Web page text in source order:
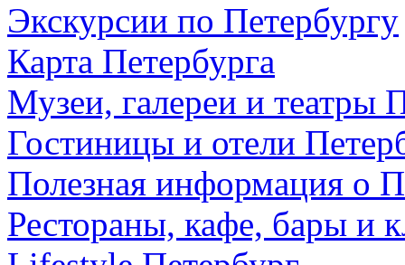
Экскурсии по Петербургу
Карта Петербурга
Музеи, галереи и театры
Гостиницы и отели
Полезная информация о
Рестораны, кафе, бары и